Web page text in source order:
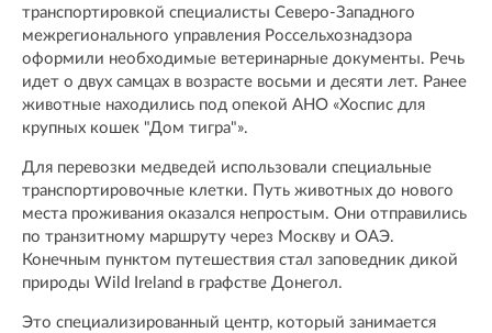
транспортировкой специалисты Северо-Западного
межрегионального управления Россельхознадзора
оформили необходимые ветеринарные документы. Речь
идет о двух самцах в возрасте восьми и десяти лет. Ранее
животные находились под опекой АНО «Хоспис для
крупных кошек "Дом тигра"».
Для перевозки медведей использовали специальные
транспортировочные клетки. Путь животных до нового
места проживания оказался непростым. Они отправились
по транзитному маршруту через Москву и ОАЭ.
Конечным пунктом путешествия стал заповедник дикой
природы Wild Ireland в графстве Донегол.
Это специализированный центр, который занимается